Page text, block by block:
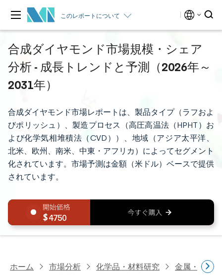
このレポートについて
合成ダイヤモンド市場規模・シェア
分析 - 成長トレンドと予測（2026年～
2031年）
合成ダイヤモンド市場レポートは、製品タイプ（ラフおよ
びポリッシュ）、製造プロセス（高圧高温法（HPHT）お
よび化学気相堆積法（CVD））、地域（アジア太平洋、
北米、欧州、南米、中東・アフリカ）によってセグメント
化されています。市場予測は金額（米ドル）ベースで提供
されています。
4750
ホーム 市場分析 化学品・材料研究 金属・鉱物